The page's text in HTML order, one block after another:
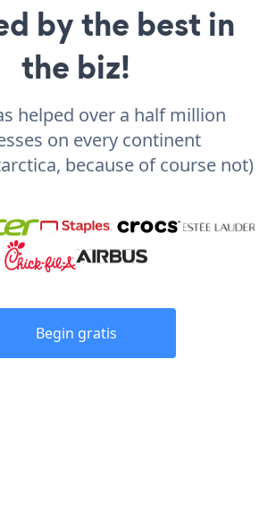
by the best in
the biz!
helped over a half million
on every continent
because of course not)
Begin gratis